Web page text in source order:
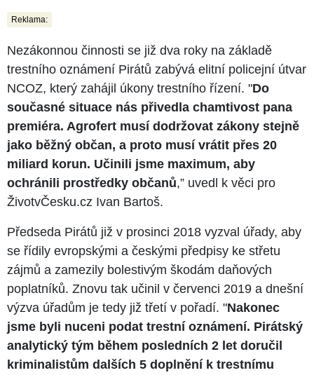
Reklama:
Nezákonnou činnosti se již dva roky na základě
trestního oznámení Pirátů zabývá elitní policejní útvar
NCOZ, který zahájil úkony trestního řízení. "Do
současné situace nás přivedla chamtivost pana
premiéra. Agrofert musí dodržovat zákony stejně
jako běžný občan, a proto musí vrátit přes 20
miliard korun. Učinili jsme maximum, aby
ochránili prostředky občanů,” uvedl k věci pro
ŽivotvČesku.cz Ivan Bartoš.
Předseda Pirátů již v prosinci 2018 vyzval úřady, aby
se řídily evropskými a českými předpisy ke střetu
zájmů a zamezily bolestivým škodám daňových
poplatníků. Znovu tak učinil v červenci 2019 a dnešní
výzva úřadům je tedy již třetí v pořadí. "Nakonec
jsme byli nuceni podat trestní oznámení. Pirátský
analytický tým během posledních 2 let doručil
kriminalistům dalších 5 doplnění k trestnímu